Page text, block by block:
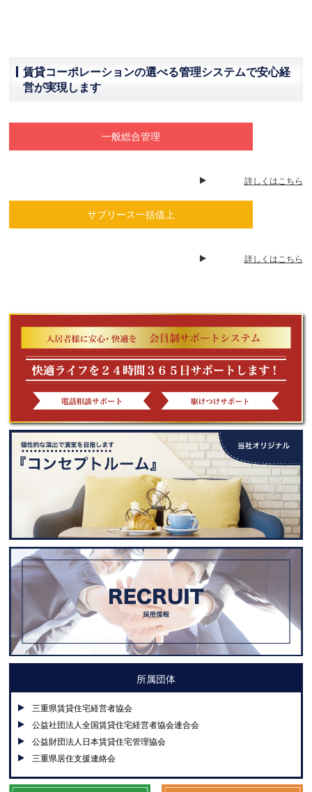
賃貸コーポレーションの選べる管理システムで安心経
営が実現します
一般総合管理
詳しくはこちら
サブリース一括借上
詳しくはこちら
所属団体
三重県賃貸住宅経営者協会
公益社団法人全国賃貸住宅経営者協会連合会
公益財団法人日本賃貸住宅管理協会
三重県居住支援連絡会